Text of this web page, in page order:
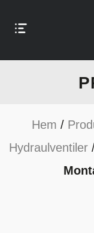
Hem /
Hydraulventiler